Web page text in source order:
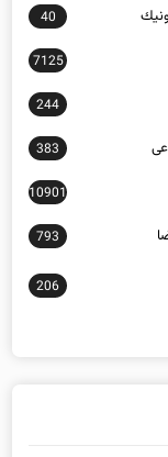
40
7125
244
383
10901
793
206